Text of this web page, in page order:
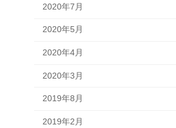
2020年7月
2020年5月
2020年4月
2020年3月
2019年8月
2019年2月